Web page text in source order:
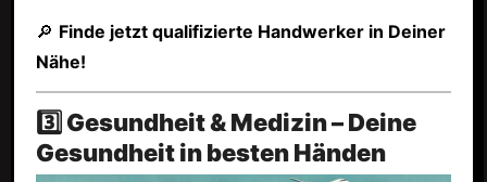
🔎 Finde jetzt qualifizierte Handwerker in Deiner
Nähe!
3️⃣ Gesundheit & Medizin – Deine
Gesundheit in besten Händen